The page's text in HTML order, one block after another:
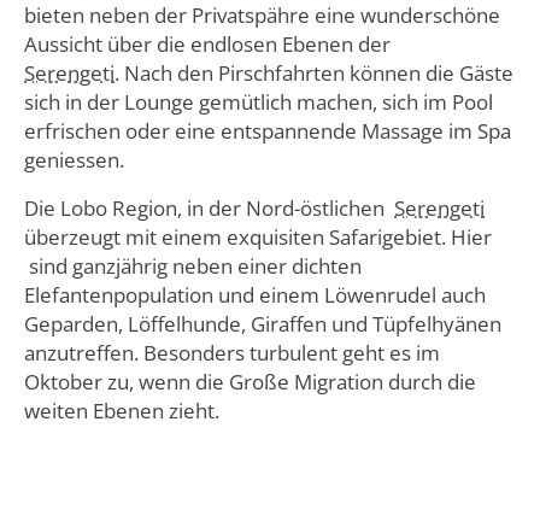
bieten neben der Privatspähre eine wunderschöne
Aussicht über die endlosen Ebenen der
Serengeti. Nach den Pirschfahrten können die Gäste
sich in der Lounge gemütlich machen, sich im Pool
erfrischen oder eine entspannende Massage im Spa
geniessen.
Die Lobo Region, in der Nord-östlichen Serengeti
überzeugt mit einem exquisiten Safarigebiet. Hier
sind ganzjährig neben einer dichten
Elefantenpopulation und einem Löwenrudel auch
Geparden, Löffelhunde, Giraffen und Tüpfelhyänen
anzutreffen. Besonders turbulent geht es im
Oktober zu, wenn die Große Migration durch die
weiten Ebenen zieht.